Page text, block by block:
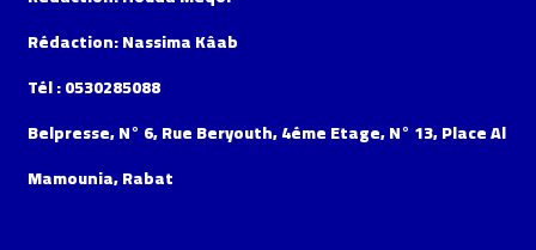
Rédaction: Nassima Kâab
Tél : 0530285088
Belpresse, N° 6, Rue Beryouth, 4éme Etage, N° 13, Place Al
Mamounia, Rabat